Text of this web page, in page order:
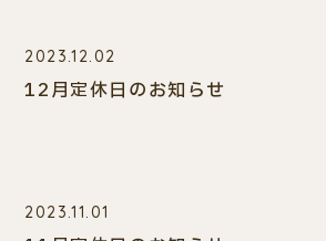
ご相談・
来店予約
査定予約
2023.12.02
12月定休日のお知らせ
2023.11.01